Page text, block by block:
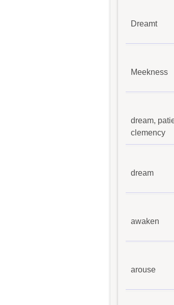
Dreamt
Meekness
dream,
clemency
dream
awaken
arouse